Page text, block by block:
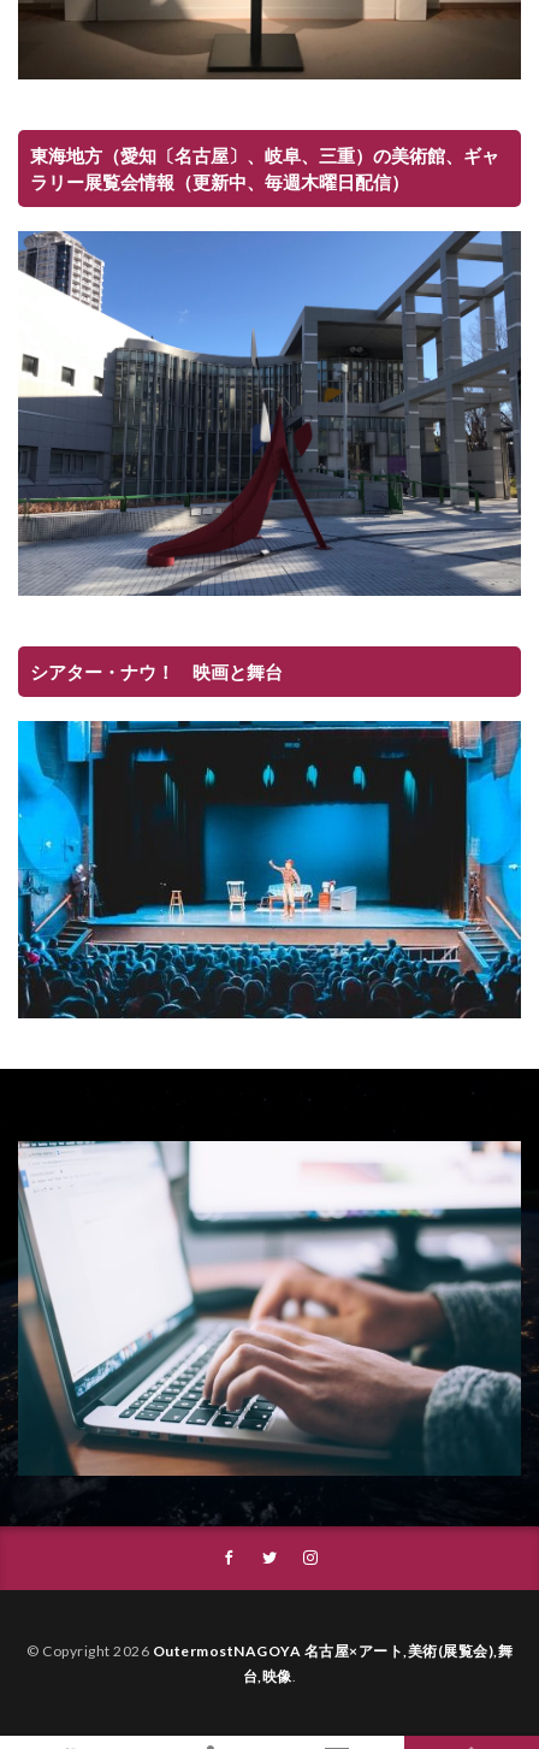
東海地方（愛知〔名古屋〕、岐阜、三重）の美術館、ギャ
ラリー展覧会情報（更新中、毎週木曜日配信）
シアター・ナウ！ 映画と舞台
© Copyright 2026 OutermostNAGOYA 名古屋×アート,美術(展覧会),舞
台,映像.